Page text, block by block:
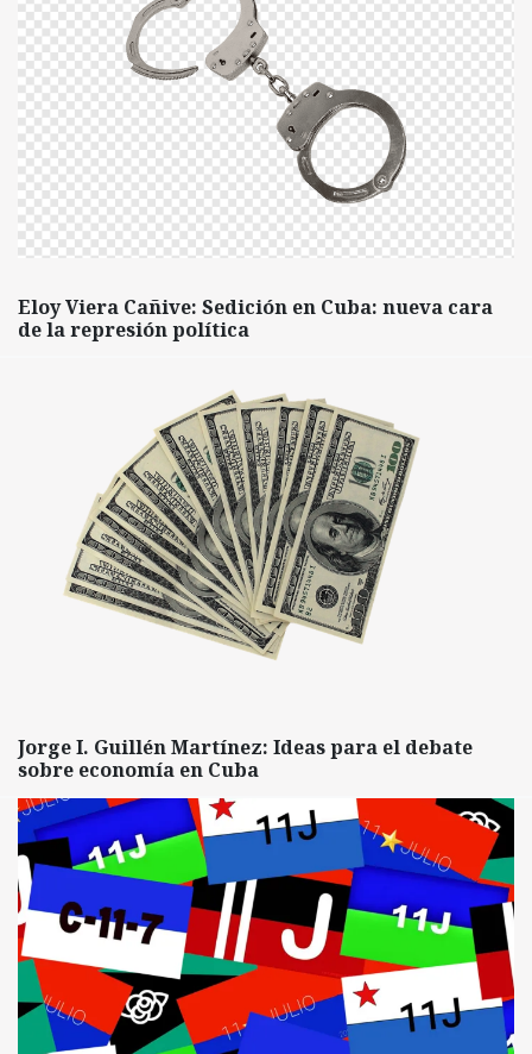
Eloy Viera Cañive: Sedición en Cuba: nueva cara
de la represión política
Jorge I. Guillén Martínez: Ideas para el debate
sobre economía en Cuba